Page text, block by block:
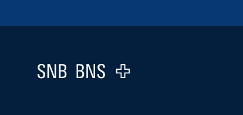
Logo